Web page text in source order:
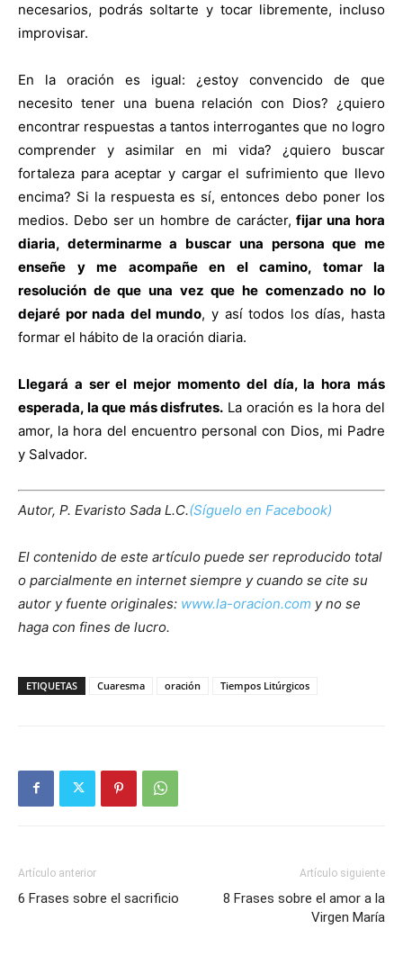
necesarios, podrás soltarte y tocar libremente, incluso
improvisar.
En la oración es igual: ¿estoy convencido de que
necesito tener una buena relación con Dios? ¿quiero
encontrar respuestas a tantos interrogantes que no logro
comprender y asimilar en mi vida? ¿quiero buscar
fortaleza para aceptar y cargar el sufrimiento que llevo
encima? Si la respuesta es sí, entonces debo poner los
medios. Debo ser un hombre de carácter,fijar una hora
diaria, determinarme a buscar una persona que me
enseñe y me acompañe en el camino, tomar la
resolución de que una vez que he comenzado no lo
dejaré por nada del mundo, y así todos los días, hasta
formar el hábito de la oración diaria.
Llegará a ser el mejor momento del día, la hora más
esperada, la que más disfrutes. La oración es la hora del
amor, la hora del encuentro personal con Dios, mi Padre
y Salvador.
Autor, P. Evaristo Sada L.C.(Síguelo en Facebook)
El contenido de este artículo puede ser reproducido total
o parcialmente en internet siempre y cuando se cite su
autor y fuente originales: www.la-oracion.com y no se
haga con fines de lucro.
ETIQUETAS Cuaresma oración Tiempos Litúrgicos
Artículo anterior
6 Frases sobre el sacrificio
Artículo siguiente
8 Frases sobre el amor a la
Virgen María